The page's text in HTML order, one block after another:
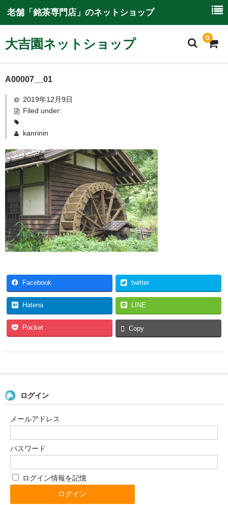
老舗「銘茶専門店」のネットショップ
大吉園ネットショップ 0
ホーム
大吉園ネットショップについて
ご利用ガイド
商品一覧
A00007__01
2019年12月9日
Filed under:
kanrinin
Facebook twitter
Hatena LINE
Pocket Copy
ログイン
メールアドレス
パスワード
ログイン情報を記憶